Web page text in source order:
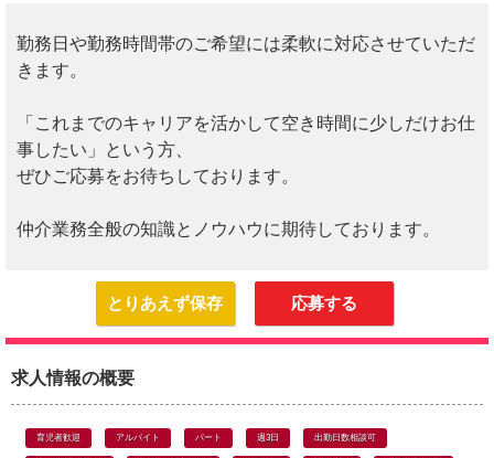
勤務日や勤務時間帯のご希望には柔軟に対応させていただ
きます。
「これまでのキャリアを活かして空き時間に少しだけお仕
事したい」という方、
ぜひご応募をお待ちしております。
仲介業務全般の知識とノウハウに期待しております。
とりあえず保存 応募する
求人情報の概要
育児者歓迎 アルバイト パート 週3日 出勤日数相談可